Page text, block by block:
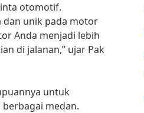
otomotif.
dan unik pada motor
Anda menjadi lebih
di jalanan,” ujar Pak
untuk
medan.